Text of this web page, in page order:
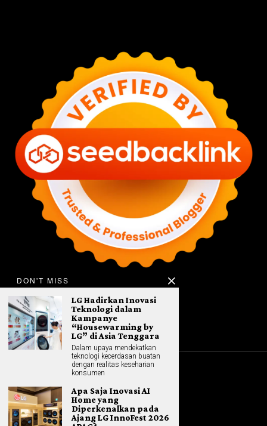
DON'T MISS
LG Hadirkan Inovasi
Teknologi dalam
Kampanye
“Housewarming by
LG” di Asia Tenggara
Dalam upaya mendekatkan
teknologi kecerdasan buatan
dengan realitas keseharian
konsumen
Apa Saja Inovasi AI
Home yang
Diperkenalkan pada
Ajang LG InnoFest 2026